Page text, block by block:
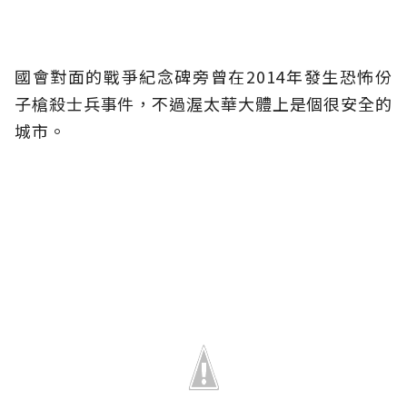
國會對面的戰爭紀念碑旁曾在2014年發生恐怖份
子槍殺士兵事件，不過渥太華大體上是個很安全的
城市。